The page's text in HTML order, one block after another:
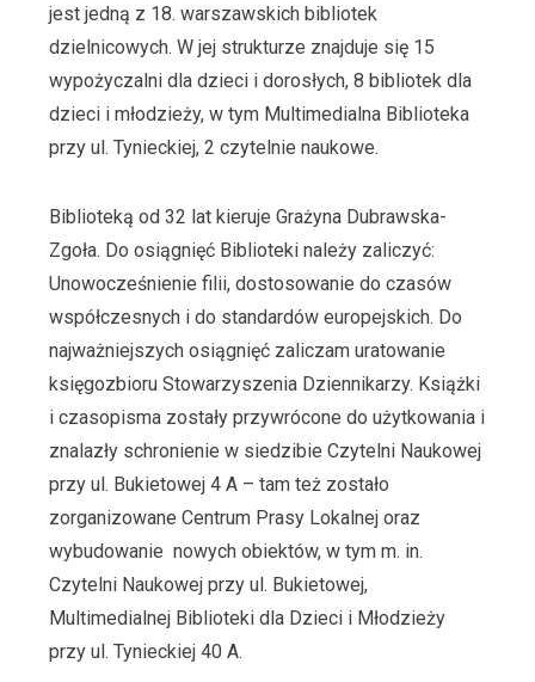
jest jedną z 18. warszawskich bibliotek
dzielnicowych. W jej strukturze znajduje się 15
wypożyczalni dla dzieci i dorosłych, 8 bibliotek dla
dzieci i młodzieży, w tym Multimedialna Biblioteka
przy ul. Tynieckiej, 2 czytelnie naukowe.
Biblioteką od 32 lat kieruje Grażyna Dubrawska-
Zgoła. Do osiągnięć Biblioteki należy zaliczyć:
Unowocześnienie filii, dostosowanie do czasów
współczesnych i do standardów europejskich. Do
najważniejszych osiągnięć zaliczam uratowanie
księgozbioru Stowarzyszenia Dziennikarzy. Książki
i czasopisma zostały przywrócone do użytkowania i
znalazły schronienie w siedzibie Czytelni Naukowej
przy ul. Bukietowej 4 A – tam też zostało
zorganizowane Centrum Prasy Lokalnej oraz
wybudowanie nowych obiektów, w tym m. in.
Czytelni Naukowej przy ul. Bukietowej,
Multimedialnej Biblioteki dla Dzieci i Młodzieży
przy ul. Tynieckiej 40 A.